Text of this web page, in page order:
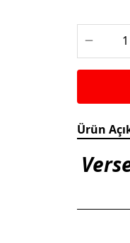
Ürün